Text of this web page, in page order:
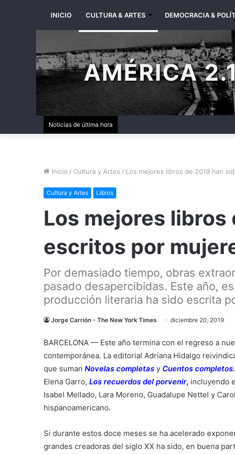
INICIO CULTURA & ARTES DEMOCRACIA &
AMÉRICA
Noticias de última hora
Inicio / Cultura y Artes / Los mejores libros de 2019 han
Cultura y Artes Libros
Los mejores libros
escritos por
Por demasiado tiempo, obras
pasado desapercibidas. Este año,
producción literaria ha sido escrita
Jorge Carrión - The New York Times diciembre 20, 2019
BARCELONA — Este año termina con el regreso a
contemporánea. La editorial Adriana Hidalgo
que suman Novelas completas y Cuentos completos.
Elena Garro, Los recuerdos del porvenir, incluyendo
Isabel Mellado, Lara Moreno, Guadalupe Nettel y
hispanoamericano.
Si durante estos doce meses se ha acelerado
grandes creadoras del siglo XX ha sido, en buena